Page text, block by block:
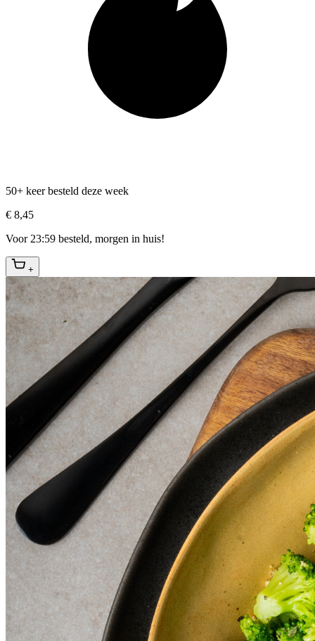
50+ keer besteld deze week
€ 8,45
Voor 23:59 besteld, morgen in huis!
+